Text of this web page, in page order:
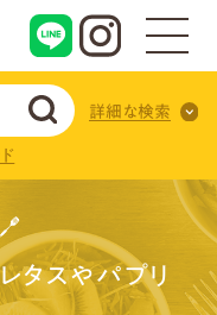
タスやパプリ
詳細な検索